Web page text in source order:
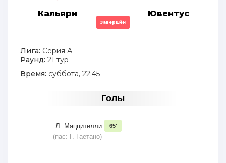
Кальяри
Завершён
Ювентус
Лига: Серия А
Раунд: 21 тур
Время: суббота, 22:45
Голы
Л. Маццителли
(пас: Г. Гаетано)
65'